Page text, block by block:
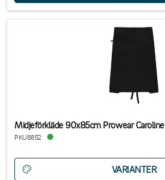
Midjeförkläde 90x85cm Prowear Caroline
PKU8852
VARIANTER